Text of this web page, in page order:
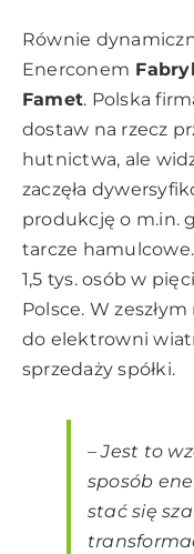
Równie
Enerconem
Famet. Polska
dostaw na rzecz
hutnictwa, ale
zaczęła
produkcję o m.in.
tarcze
1,5 tys. osób w
Polsce. W
do elektrowni
sprzedaży spółki.
– Jest to
sposób
stać się